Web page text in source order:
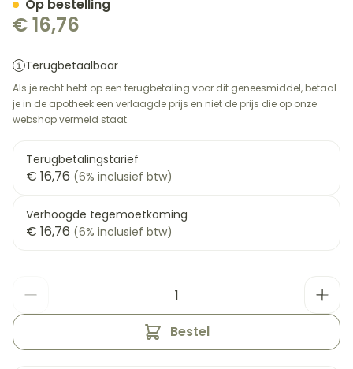
€ 16,76
Terugbetaalbaar
Als je recht hebt op een terugbetaling voor dit geneesmiddel, betaal
je in de apotheek een verlaagde prijs en niet de prijs die op onze
webshop vermeld staat.
Terugbetalingstarief
€ 16,76 (6% inclusief btw)
Verhoogde tegemoetkoming
€ 16,76 (6% inclusief btw)
Bestel
Op bestelling